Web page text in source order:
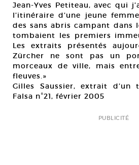
Jean-Yves Petiteau, avec qui
l’itinéraire d’une jeune
des sans abris campant dans
tombaient les premiers
Les extraits présentés
Zürcher ne sont pas un
morceaux de ville, mais
fleuves.»
Gilles Saussier, extrait d’un
Falsa n°21, février 2005
PUBLICITÉ